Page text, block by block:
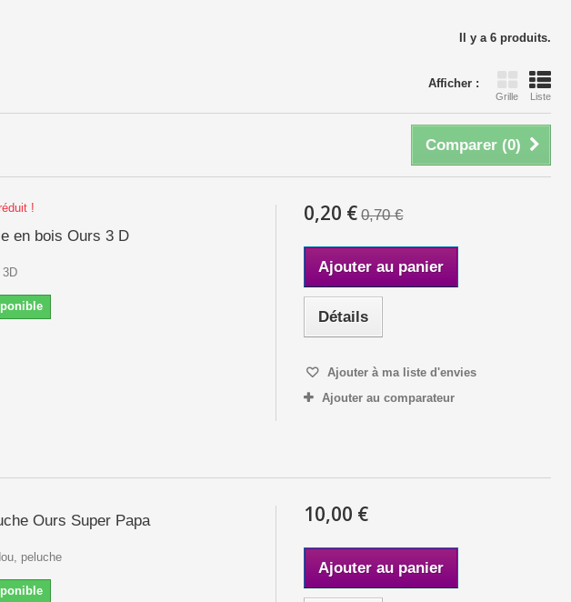
Il y a 6 produits.
Afficher :
Grille Liste
Comparer (0)
!
en bois Ours 3 D
3D
0,20 € 0,70 €
Ajouter au panier
Détails
Ajouter à ma liste d'envies
Ajouter au comparateur
Ours Super Papa
peluche
10,00 €
Ajouter au panier